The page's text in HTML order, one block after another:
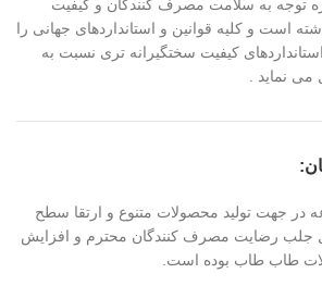
توجه به سلامت مصرف کنندگان و کیفیت
است و کلیه قوانین و استانداردهای جهانی را
کیفیت سختگیرانه تری نسبت به
می نماید .
در جهت تولید محصولات متنوع و ارتقا سطح
جلب رضایت مصرف کنندگان محترم و افزایش
طاب طاب بوده است.